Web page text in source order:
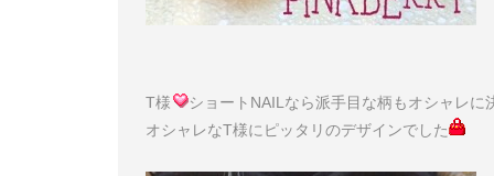
T様
ショートNAILなら派手目な柄もオシャレに
オシャレなT様にピッタリのデザインでした